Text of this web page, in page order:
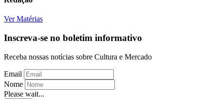
Ver Matérias
Inscreva-se no boletim informativo
Receba nossas notícias sobre Cultura e Mercado
Email
Nome
Please wait...